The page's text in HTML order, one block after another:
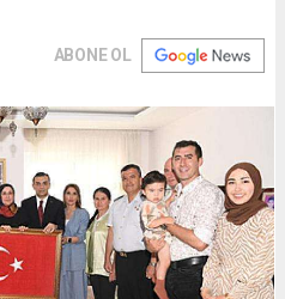
ABONE OL